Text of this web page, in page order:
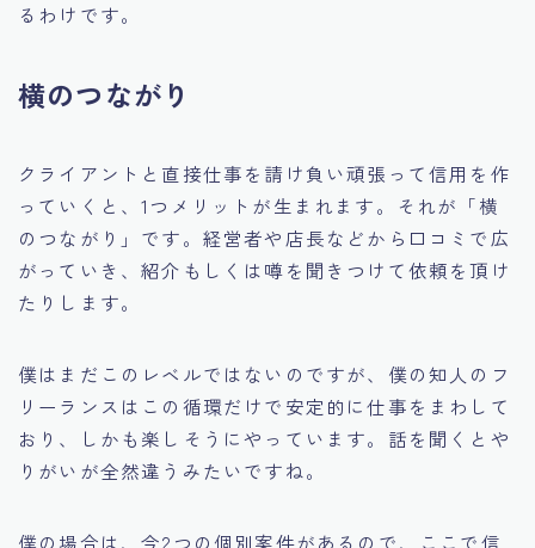
るわけです。
横のつながり
クライアントと直接仕事を請け負い頑張って信用を作
っていくと、1つメリットが生まれます。それが「横
のつながり」です。経営者や店長などから口コミで広
がっていき、紹介もしくは噂を聞きつけて依頼を頂け
たりします。
僕はまだこのレベルではないのですが、僕の知人のフ
リーランスはこの循環だけで安定的に仕事をまわして
おり、しかも楽しそうにやっています。話を聞くとや
りがいが全然違うみたいですね。
僕の場合は、今2つの個別案件があるので、ここで信